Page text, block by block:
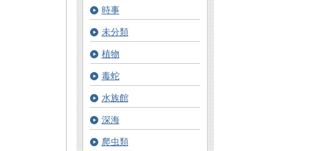
時事
未分類
植物
毒蛇
水族館
深海
爬虫類